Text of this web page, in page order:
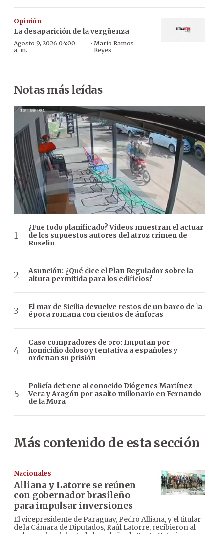
Opinión
La desaparición de la vergüenza
Agosto 9, 2026 04:00
a. m.
· Mario Ramos
Reyes
Notas más leídas
¿Fue todo planificado? Videos muestran el actuar
de los supuestos autores del atroz crimen de
Roselin
Asunción: ¿Qué dice el Plan Regulador sobre la
altura permitida para los edificios?
El mar de Sicilia devuelve restos de un barco de la
época romana con cientos de ánforas
Caso compradores de oro: Imputan por
homicidio doloso y tentativa a españoles y
ordenan su prisión
Policía detiene al conocido Diógenes Martínez
Vera y Aragón por asalto millonario en Fernando
de la Mora
Más contenido de esta sección
Nacionales
Alliana y Latorre se reúnen
con gobernador brasileño
para impulsar inversiones
El vicepresidente de Paraguay, Pedro Alliana, y el titular
de la Cámara de Diputados, Raúl Latorre, recibieron al